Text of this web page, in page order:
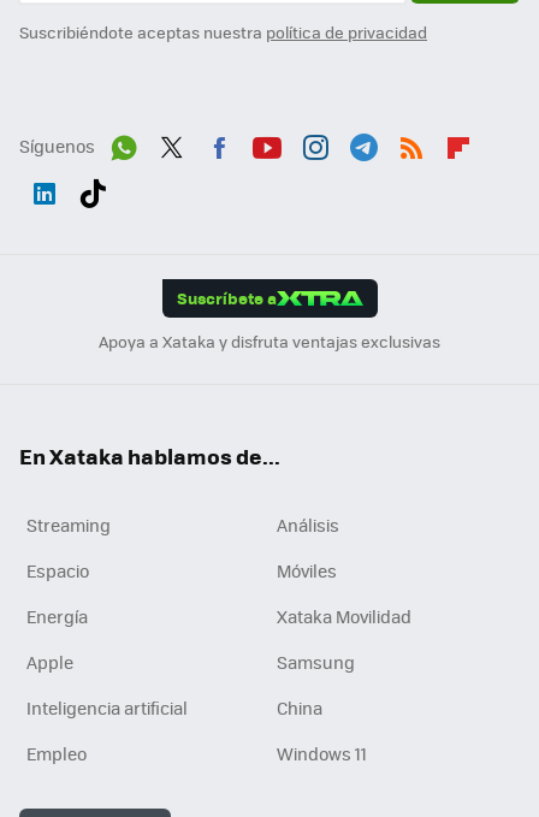
Suscribiéndote aceptas nuestra política de privacidad
Síguenos
Suscríbete a
Apoya a Xataka y disfruta ventajas exclusivas
En Xataka hablamos de...
Streaming
Análisis
Espacio
Móviles
Energía
Xataka Movilidad
Apple
Samsung
Inteligencia artificial
China
Empleo
Windows 11